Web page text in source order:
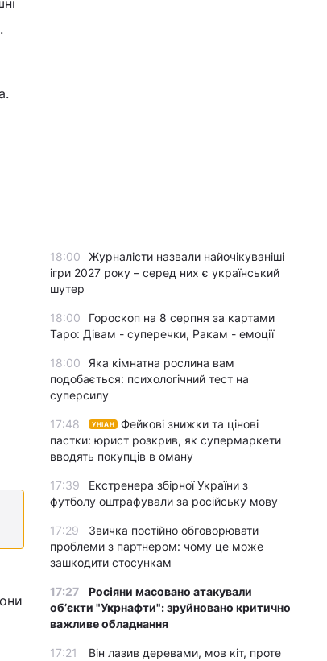
18:00
Журналісти назвали найочікуваніші
ігри 2027 року – серед них є український
шутер
18:00
Гороскоп на 8 серпня за картами
Таро: Дівам - суперечки, Ракам - емоції
18:00
Яка кімнатна рослина вам
подобається: психологічний тест на
суперсилу
17:48 УНІАН
Фейкові знижки та цінові
пастки: юрист розкрив, як супермаркети
вводять покупців в оману
17:39
Екстренера збірної України з
футболу оштрафували за російську мову
17:29
Звичка постійно обговорювати
проблеми з партнером: чому це може
зашкодити стосункам
17:27
Росіяни масовано атакували
обʼєкти "Укрнафти": зруйновано критично
важливе обладнання
17:21
Він лазив деревами, мов кіт, проте